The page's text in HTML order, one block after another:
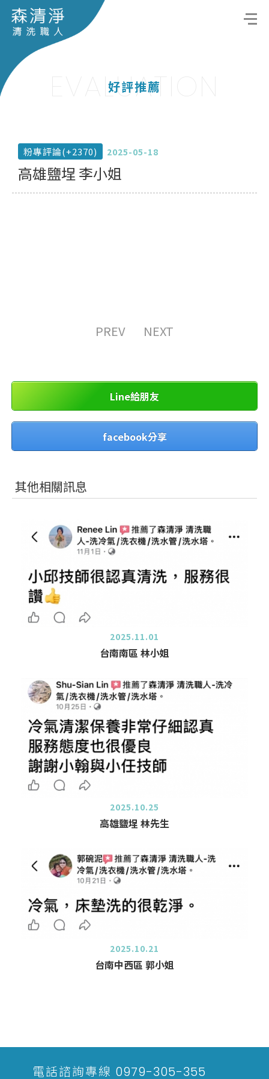
EVALUATION
好評推薦
粉專評論(+2370) 2025-05-18
高雄鹽埕 李小姐
PREV NEXT
Line給朋友
facebook分享
其他相關訊息
2025.11.01
台南南區 林小姐
2025.10.25
高雄鹽埕 林先生
2025.10.21
台南中西區 郭小姐
電話諮詢專線 0979-305-355